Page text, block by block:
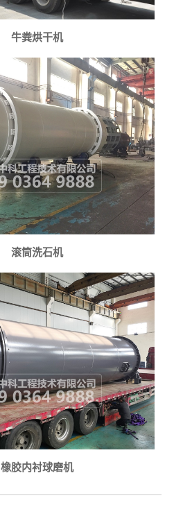
牛粪烘干机
滚筒洗石机
橡胶内衬球磨机